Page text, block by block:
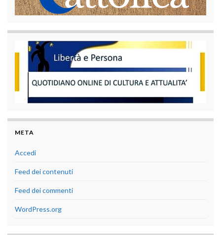
META
Accedi
Feed dei contenuti
Feed dei commenti
WordPress.org